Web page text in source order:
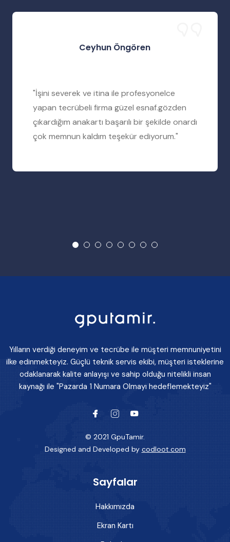
Ceyhun Öngören
"İşini severek ve itina ile profesyonelce
yapan tecrübeli firma güzel esnaf.gözden
çıkardığım anakartı başarılı bir şekilde onardı
çok memnun kaldım teşekür ediyorum."
Yılların verdiği deneyim ve tecrübe ile müşteri memnuniyetini
ilke edinmekteyiz. Güçlü teknik servis ekibi, müşteri isteklerine
odaklanarak kalite anlayışı ve sahip olduğu nitelikli insan
kaynağı ile "Pazarda 1 Numara Olmayı hedeflemekteyiz"
© 2021 GpuTamir.
Designed and Developed by codloot.com
Sayfalar
Hakkımızda
Ekran Kartı